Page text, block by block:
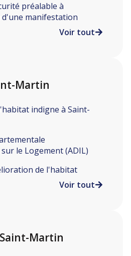
préalable à
manifestation
Voir tout
Martin
indigne à Saint-
le Logement (ADIL)
de l'habitat
Voir tout
Martin